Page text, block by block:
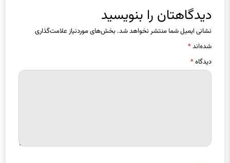
دیدگاهتان را بنویسید
نشانی ایمیل شما منتشر نخواهد شد. بخش‌های موردنیاز علامت‌گذاری
شده‌اند*
دیدگاه*